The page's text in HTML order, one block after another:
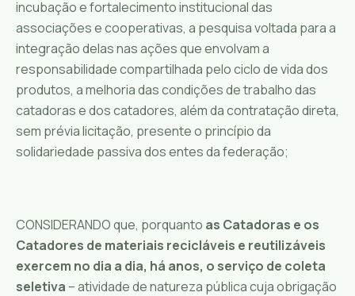
incubação e fortalecimento institucional das
associações e cooperativas, a pesquisa voltada para a
integração delas nas ações que envolvam a
responsabilidade compartilhada pelo ciclo de vida dos
produtos, a melhoria das condições de trabalho das
catadoras e dos catadores, além da contratação direta,
sem prévia licitação, presente o princípio da
solidariedade passiva dos entes da federação;
CONSIDERANDO que, porquanto as Catadoras e os
Catadores de materiais recicláveis e reutilizáveis
exercem no dia a dia, há anos, o serviço de coleta
seletiva – atividade de natureza pública cuja obrigação